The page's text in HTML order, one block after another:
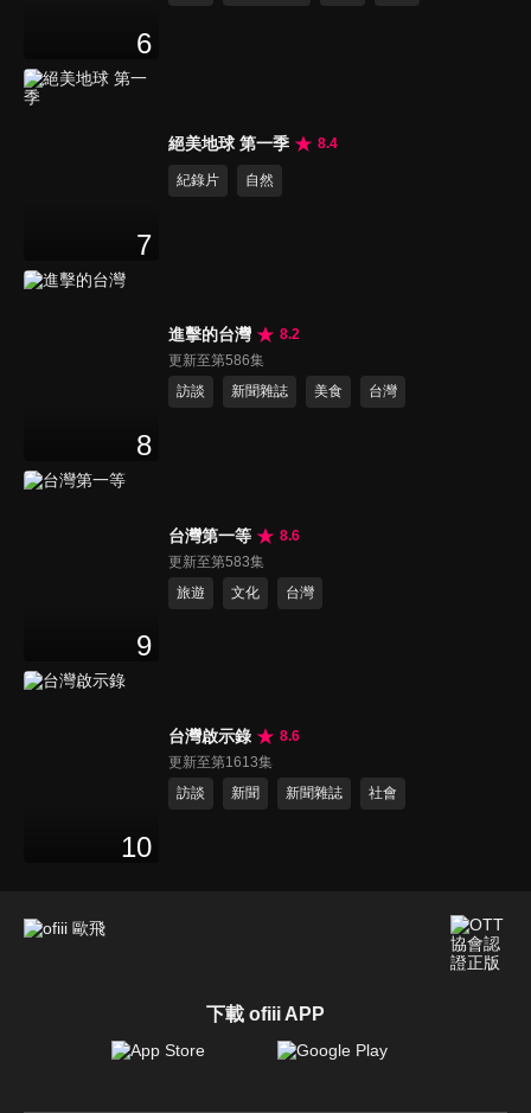
6
7
絕美地球 第一季 8.4
紀錄片 自然
8
進擊的台灣
8.2
更新至第586集
訪談
新聞雜誌 美食 台灣
9
台灣第一等
8.6
更新至第583集
旅遊
文化 台灣
10
台灣啟示錄
8.6
更新至第1613集
訪談
新聞 新聞雜誌 社會
下載 ofiii APP